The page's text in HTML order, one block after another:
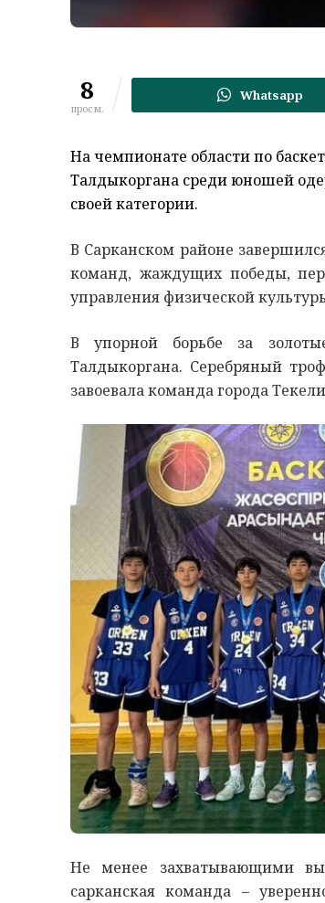
8
просм.
Whatsapp
На чемпионате области по
Талдыкоргана среди юношей
своей категории.
В Сарканском районе
команд, жаждущих победы,
управления физической
В упорной борьбе за
Талдыкоргана. Серебряный
завоевала команда города
Не менее захватывающими
сарканская команда –